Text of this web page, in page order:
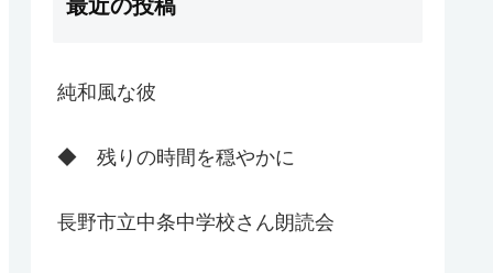
最近の投稿
純和風な彼
◆ 残りの時間を穏やかに
長野市立中条中学校さん朗読会